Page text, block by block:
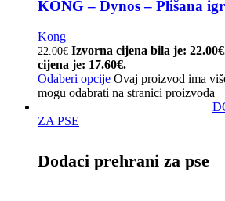
KONG – Dynos – Plišana
Kong
22.00€ Izvorna cijena bila je:
cijena je: 17.60€.
Odaberi opcije Ovaj proizvod ima
mogu odabrati na stranici proizvoda
ZA PSE
Dodaci prehrani za pse